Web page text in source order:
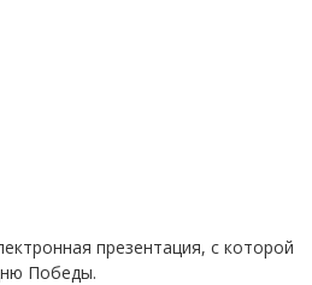
презентация, с которой
Победы.